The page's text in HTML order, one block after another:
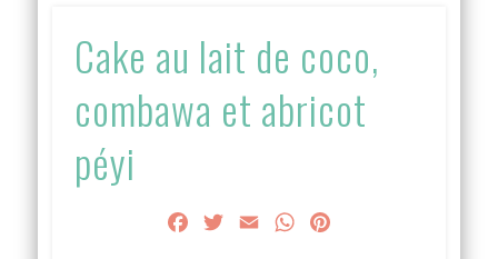
Cake au lait de coco,
combawa et abricot
péyi
FacebookTwitter
Email WhatsApp